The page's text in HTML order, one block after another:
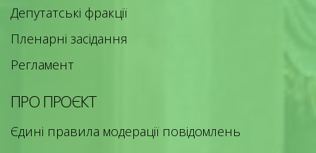
Депутатські фракції
Пленарні засідання
Регламент
ПРО ПРОЄКТ
Єдині правила модерації повідомлень